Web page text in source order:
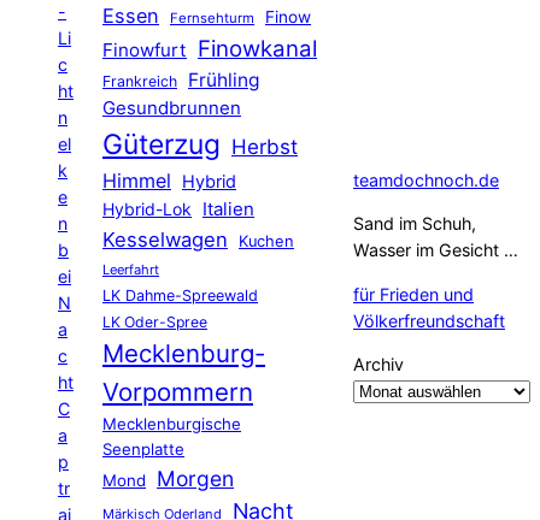
-
Li
c
ht
n
el
k
e
n
b
ei
N
a
c
ht
C
a
p
tr
ai
Essen Fernsehturm Finow
Finowfurt Finowkanal
Frankreich Frühling
Gesundbrunnen
Güterzug Herbst
Himmel
Hybrid
Hybrid-Lok Italien
Kesselwagen Kuchen
Leerfahrt
LK Dahme-Spreewald
LK Oder-Spree
Mecklenburg-
Vorpommern
Mecklenburgische
Seenplatte
Mond
Morgen
Märkisch Oderland Nacht
teamdochnoch.de
Sand im Schuh,
Wasser im Gesicht …
für Frieden und
Völkerfreundschaft
Archiv